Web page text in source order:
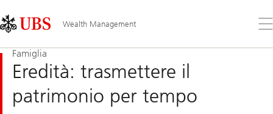
Links
Area
Wealth Management
il
Famiglia
Eredità: trasmettere il
patrimonio per tempo